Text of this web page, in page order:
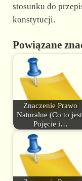
stosunku do
konstytucji.
Powiązane
Znaczenie Prawo
Naturalne (Co to
Pojęcie i…